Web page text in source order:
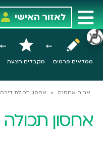
לאזור האישי
ממלאים פרטים מקבלים הצעה
אביה אחסנה » אחסון תכולת דירה
אחסון תכולה